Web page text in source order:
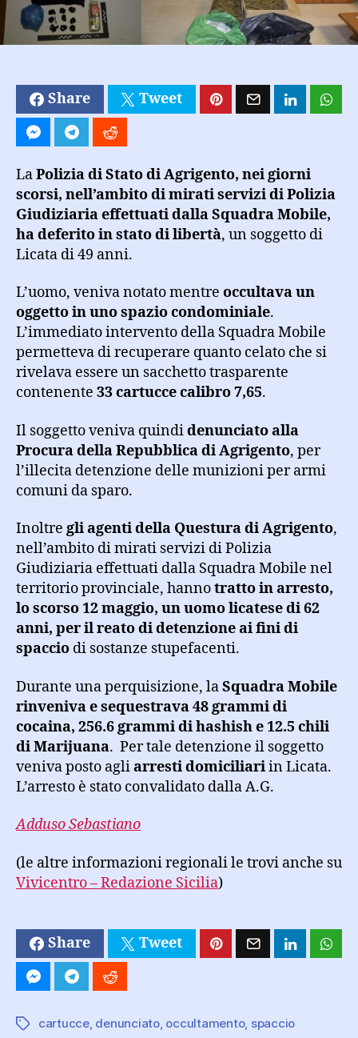
spaccio
Share Tweet
LaPolizia di Stato di Agrigento, nei giorni
scorsi, nell’ambito di mirati servizi di Polizia
Giudiziaria effettuati dalla Squadra Mobile,
ha deferito in stato di libertà, un soggetto di
Licata di 49 anni.
L’uomo, veniva notato mentre occultava un
oggetto in uno spazio condominiale.
L’immediato intervento della Squadra Mobile
permetteva di recuperare quanto celato che si
rivelava essere un sacchetto trasparente
contenente 33 cartucce calibro 7,65.
Il soggetto veniva quindidenunciato alla
Procura della Repubblica di Agrigento, per
l’illecita detenzione delle munizioni per armi
comuni da sparo.
Inoltre gli agenti della Questura di Agrigento,
nell’ambito di mirati servizi di Polizia
Giudiziaria effettuati dalla Squadra Mobile nel
territorio provinciale, hannotratto in arresto,
lo scorso 12 maggio, un uomo licatese di 62
anni, per il reato di detenzione ai fini di
spaccio di sostanze stupefacenti.
Durante una perquisizione, laSquadra Mobile
rinveniva e sequestrava 48 grammi di
cocaina, 256.6 grammi di hashish e 12.5 chili
di Marijuana. Per tale detenzione il soggetto
veniva posto agliarresti domiciliariin Licata.
L’arresto è stato convalidato dalla A.G.
Adduso Sebastiano
(le altre informazioni regionali le trovi anche su
Vivicentro – Redazione Sicilia)
Share Tweet
Tag cartucce, denunciato, occultamento, spaccio